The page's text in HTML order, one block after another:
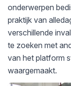
onderwerpen
praktijk van
verschillende
te zoeken met
van het platform
waargemaakt.